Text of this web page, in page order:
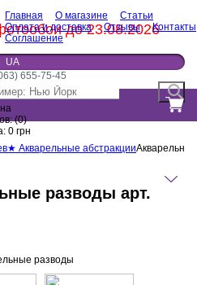
до 23.08.2026
Главная О магазине
Статьи
Оплата и доставка
Отзывы
Контакты
Соглашение
UA
655-75-45
(0)
0 грн
★ Акварельные абстракции
разводы арт.